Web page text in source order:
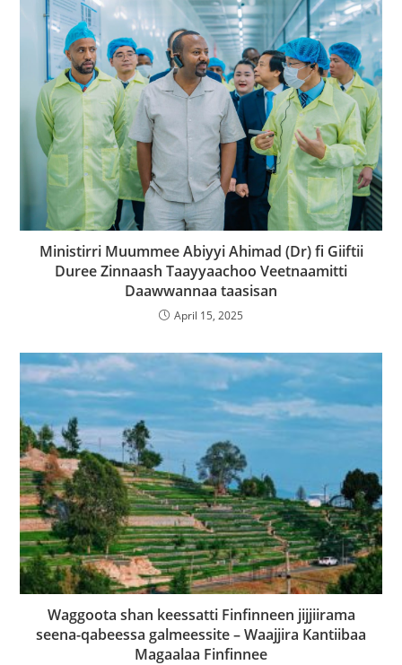
Ministirri Muummee Abiyyi Ahimad (Dr) fi Giiftii
Duree Zinnaash Taayyaachoo Veetnaamitti
Daawwannaa taasisan
April 15, 2025
Waggoota shan keessatti Finfinneen jijjiirama
seena-qabeessa galmeessite – Waajjira Kantiibaa
Magaalaa Finfinnee